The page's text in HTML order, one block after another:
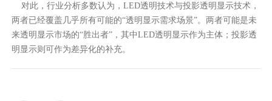
对此，行业分析多数认为，LED透明技术与投影透明显示技术，
两者已经覆盖几乎所有可能的“透明显示需求场景”。两者可能是未
来透明显示市场的“胜出者”，其中LED透明显示作为主体；投影透
明显示则可作为差异化的补充。